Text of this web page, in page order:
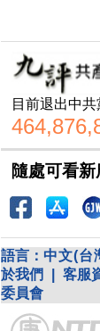
目前退出中
隨處可看新
語言： 中文(台
於我們
客服
委員會